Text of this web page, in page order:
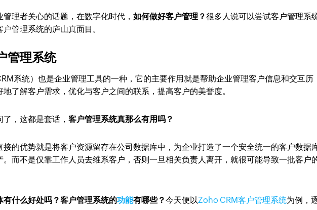
管理者关心的话题，在数字化时代，如何做好客户管理？很多人说可以尝试客户管理系
管理系统的庐山真面目。
管理系统
系统）也是企业管理工具的一种，它的主要作用就是帮助企业管理客户信息和交互历
了解客户需求，优化与客户之间的联系，提高客户的美誉度。
了，这都是套话，客户管理系统真那么有用吗？
接的优势就是将客户资源留存在公司数据库中，为企业打造了一个安全统一的客户数据
。而不是仅靠工作人员去维系客户，否则一旦相关负责人离开，就很可能导致一批客户
有什么好处吗？客户管理系统的功能有哪些？今天便以Zoho CRM客户管理系统为例，